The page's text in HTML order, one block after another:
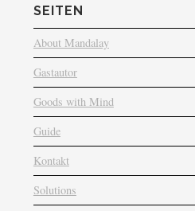
SEITEN
About Mandalay
Gastautor
Goods with Mind
Guide
Kontakt
Solutions